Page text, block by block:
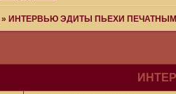
»ИНТЕРВЬЮ ЭДИТЫ ПЬЕХИ